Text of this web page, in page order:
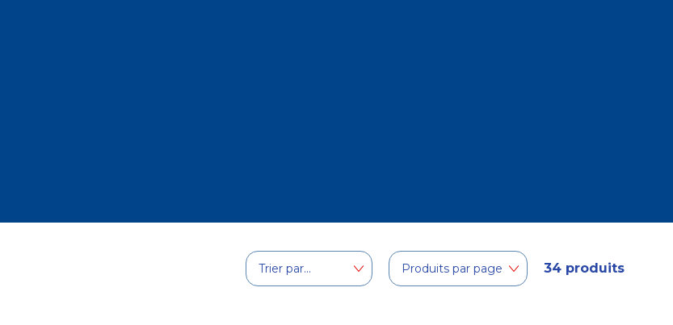
34 produits